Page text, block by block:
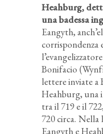
Heahburg,
una badessa
Eangyth,
corrispondenza
Bonifacio
lettere inviate a
Heahburg, una
tra il 719 e il
720 circa. Nella
Eangyth e